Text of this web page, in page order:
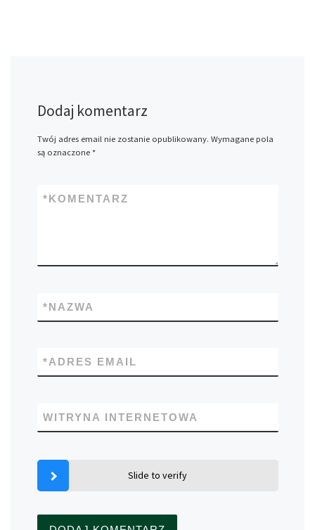
Dodaj komentarz
Twój adres email nie zostanie opublikowany. Wymagane pola
są oznaczone *
KOMENTARZ
*
NAZWA
*
ADRES EMAIL
*
WITRYNA INTERNETOWA
Slide to verify